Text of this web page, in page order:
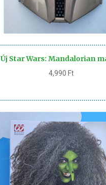
Új Star Wars: Mandalorian
4,990 Ft